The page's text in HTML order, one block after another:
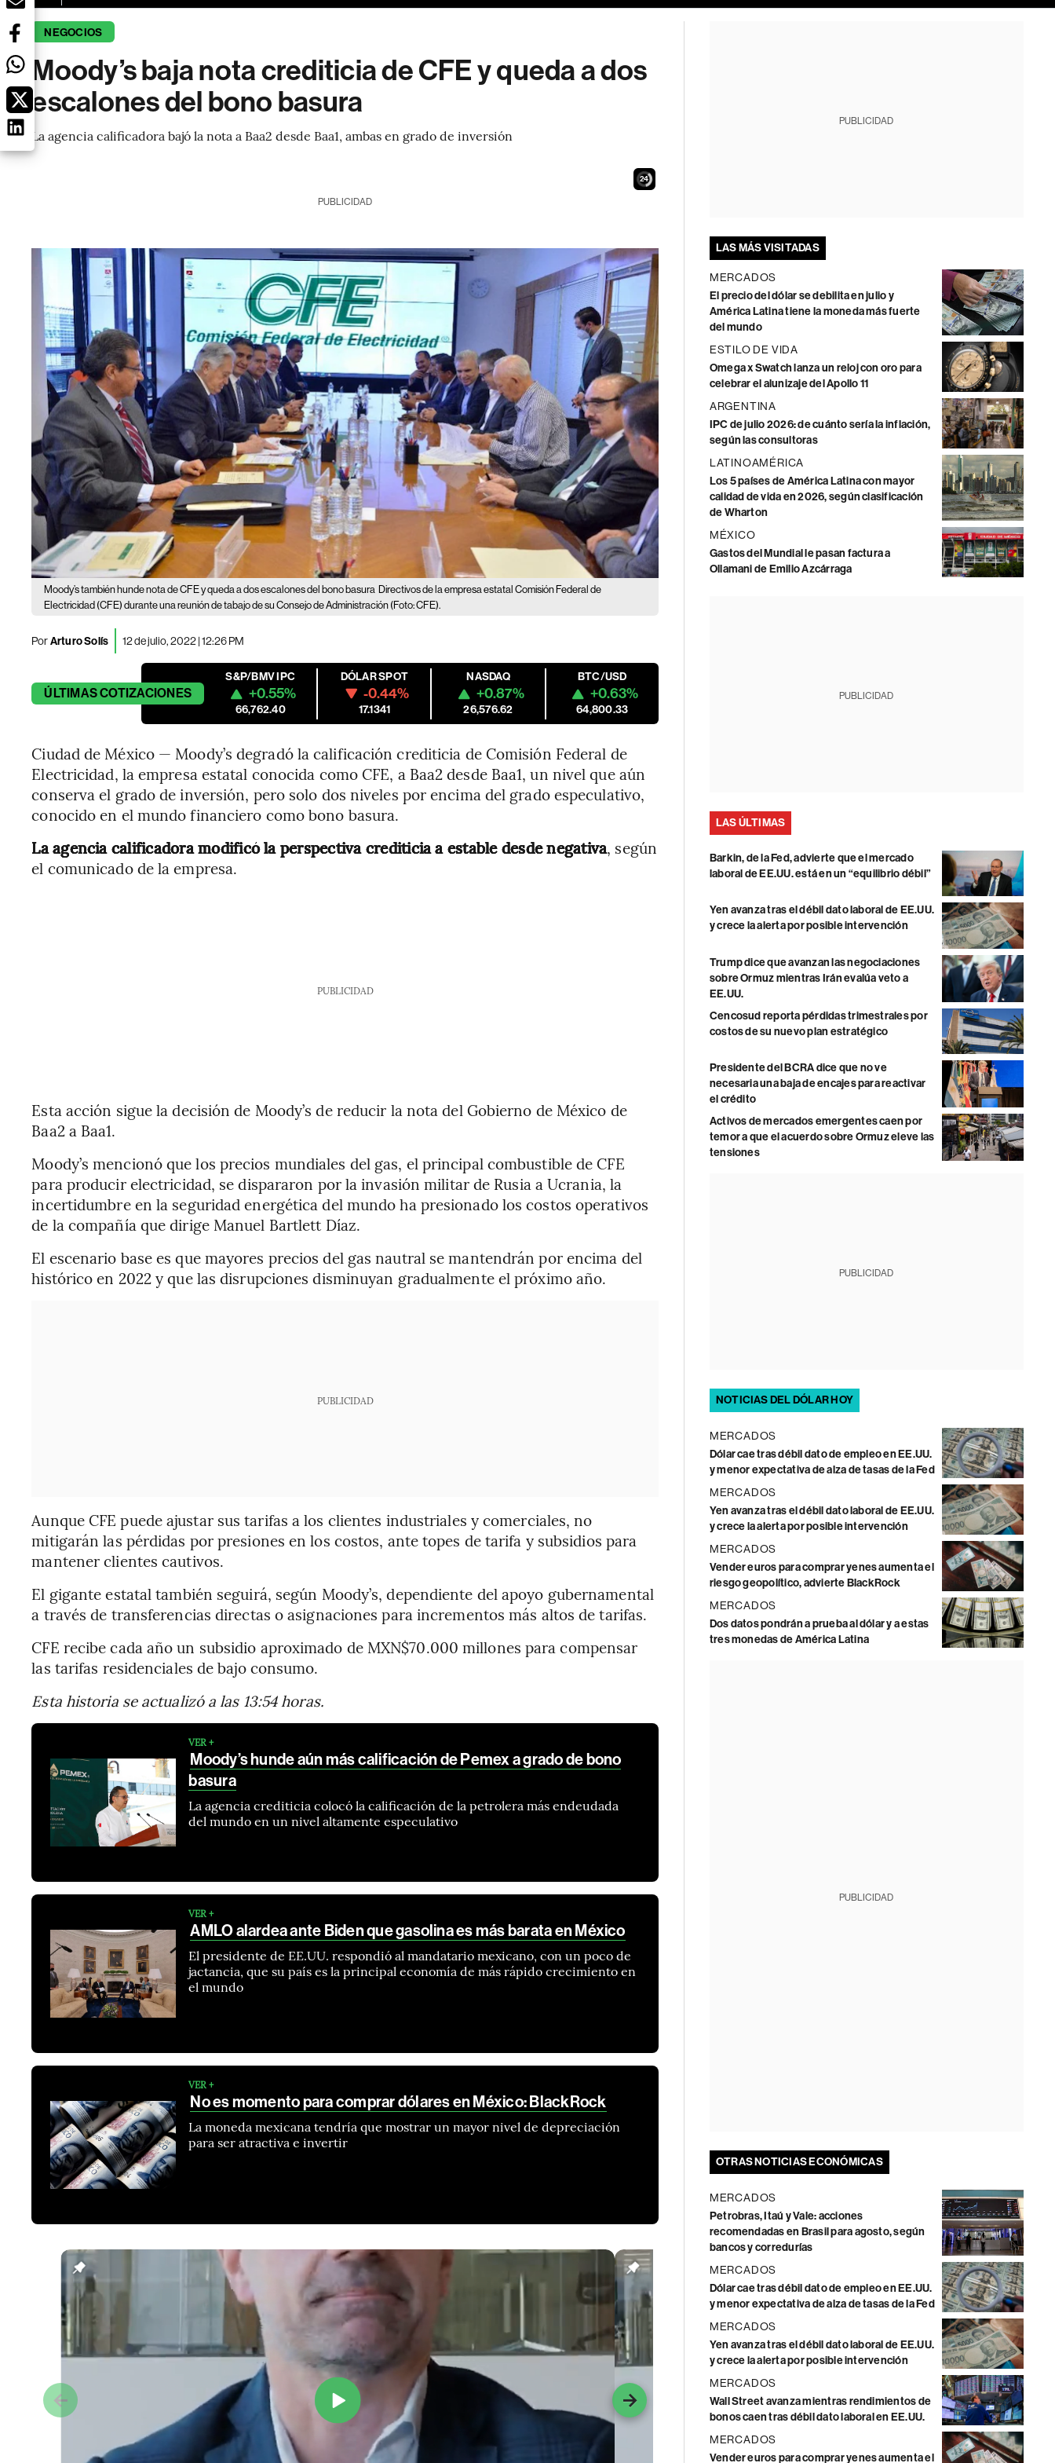
NEGOCIOS
Moody’s baja nota crediticia de CFE y queda a dos
escalones del bono basura
La agencia calificadora bajó la nota a Baa2 desde Baa1, ambas en grado de inversión
23
PUBLICIDAD
Moody’s también hunde nota de CFE y queda a dos escalones del bono basura Directivos de la empresa estatal Comisión Federal de
Electricidad (CFE) durante una reunión de tabajo de su Consejo de Administración (Foto: CFE).
PorArturo Solís 12 de julio, 2022 | 12:26 PM
ÚLTIMASCOTIZACIONES
S&P/BMV IPC
+0.55%
66,762.40
DÓLAR SPOT
-0.44%
17.1341
NASDAQ
+0.87%
26,576.62
BTC/USD
+0.63%
64,800.33
Ciudad de México — Moody’s degradó la calificación crediticia de Comisión Federal de
Electricidad, la empresa estatal conocida como CFE, a Baa2 desde Baa1, un nivel que aún
conserva el grado de inversión, pero solo dos niveles por encima del grado especulativo,
conocido en el mundo financiero como bono basura.
La agencia calificadora modificó la perspectiva crediticia a estable desde negativa, según
el comunicado de la empresa.
PUBLICIDAD
Esta acción sigue la decisión de Moody’s de reducir la nota del Gobierno de México de
Baa2 a Baa1.
Moody’s mencionó que los precios mundiales del gas, el principal combustible de CFE
para producir electricidad, se dispararon por la invasión militar de Rusia a Ucrania, la
incertidumbre en la seguridad energética del mundo ha presionado los costos operativos
de la compañía que dirige Manuel Bartlett Díaz.
El escenario base es que mayores precios del gas nautral se mantendrán por encima del
histórico en 2022 y que las disrupciones disminuyan gradualmente el próximo año.
PUBLICIDAD
Aunque CFE puede ajustar sus tarifas a los clientes industriales y comerciales, no
mitigarán las pérdidas por presiones en los costos, ante topes de tarifa y subsidios para
mantener clientes cautivos.
El gigante estatal también seguirá, según Moody’s, dependiente del apoyo gubernamental
a través de transferencias directas o asignaciones para incrementos más altos de tarifas.
CFE recibe cada año un subsidio aproximado de MXN$70.000 millones para compensar
las tarifas residenciales de bajo consumo.
Esta historia se actualizó a las 13:54 horas.
VER +
Moody’s hunde aún más calificación de Pemex a grado de bono
basura
La agencia crediticia colocó la calificación de la petrolera más endeudada
del mundo en un nivel altamente especulativo
VER +
AMLO alardea ante Biden que gasolina es más barata en México
El presidente de EE.UU. respondió al mandatario mexicano, con un poco de
jactancia, que su país es la principal economía de más rápido crecimiento en
el mundo
VER +
No es momento para comprar dólares en México: BlackRock
La moneda mexicana tendría que mostrar un mayor nivel de depreciación
para ser atractiva e invertir
PUBLICIDAD
LAS MÁS VISITADAS
MERCADOS
El precio del dólar se debilita en julio y
América Latina tiene la moneda más fuerte
del mundo
ESTILO DE VIDA
Omega x Swatch lanza un reloj con oro para
celebrar el alunizaje del Apollo 11
ARGENTINA
IPC de julio 2026: de cuánto sería la inflación,
según las consultoras
LATINOAMÉRICA
Los 5 países de América Latina con mayor
calidad de vida en 2026, según clasificación
de Wharton
MÉXICO
Gastos del Mundial le pasan factura a
Ollamani de Emilio Azcárraga
PUBLICIDAD
LAS ÚLTIMAS
Barkin, de la Fed, advierte que el mercado
laboral de EE.UU. está en un “equilibrio débil”
Yen avanza tras el débil dato laboral de EE.UU.
y crece la alerta por posible intervención
Trump dice que avanzan las negociaciones
sobre Ormuz mientras Irán evalúa veto a
EE.UU.
Cencosud reporta pérdidas trimestrales por
costos de su nuevo plan estratégico
Presidente del BCRA dice que no ve
necesaria una baja de encajes para reactivar
el crédito
Activos de mercados emergentes caen por
temor a que el acuerdo sobre Ormuz eleve las
tensiones
PUBLICIDAD
NOTICIAS DEL DÓLAR HOY
MERCADOS
Dólar cae tras débil dato de empleo en EE.UU.
y menor expectativa de alza de tasas de la Fed
MERCADOS
Yen avanza tras el débil dato laboral de EE.UU.
y crece la alerta por posible intervención
MERCADOS
Vender euros para comprar yenes aumenta el
riesgo geopolítico, advierte BlackRock
MERCADOS
Dos datos pondrán a prueba al dólar y a estas
tres monedas de América Latina
PUBLICIDAD
OTRAS NOTICIAS ECONÓMICAS
MERCADOS
Petrobras, Itaú y Vale: acciones
recomendadas en Brasil para agosto, según
bancos y corredurías
MERCADOS
Dólar cae tras débil dato de empleo en EE.UU.
y menor expectativa de alza de tasas de la Fed
MERCADOS
Yen avanza tras el débil dato laboral de EE.UU.
y crece la alerta por posible intervención
MERCADOS
Wall Street avanza mientras rendimientos de
bonos caen tras débil dato laboral en EE.UU.
MERCADOS
Vender euros para comprar yenes aumenta el